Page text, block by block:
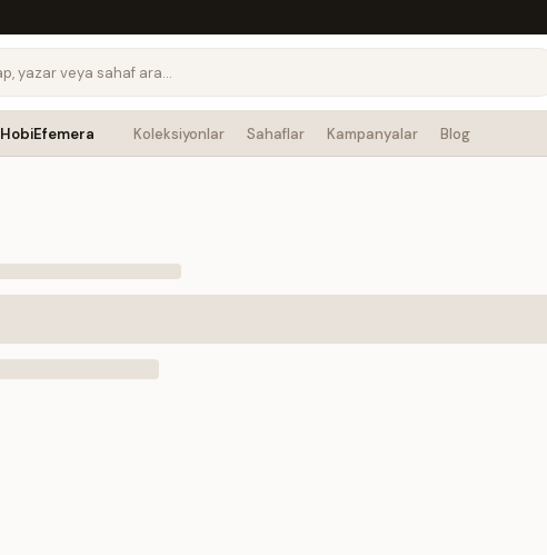
HobiEfemera Koleksiyonlar Sahaflar Kampanyalar Blog